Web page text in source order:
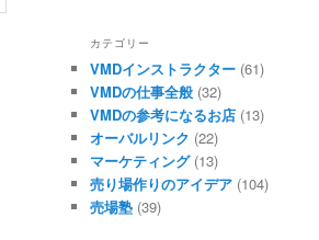
カテゴリー
VMDインストラクター (61)
VMDの仕事全般 (32)
VMDの参考になるお店 (13)
オーバルリンク (22)
マーケティング(13)
売り場作りのアイデア (104)
売場塾 (39)